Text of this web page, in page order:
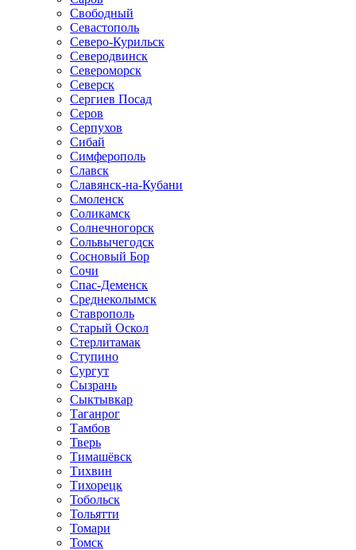
Свободный
Севастополь
Северо-Курильск
Северодвинск
Североморск
Северск
Сергиев Посад
Серов
Серпухов
Сибай
Симферополь
Славск
Славянск-на-Кубани
Смоленск
Соликамск
Солнечногорск
Сольвычегодск
Сосновый Бор
Сочи
Спас-Деменск
Среднеколымск
Ставрополь
Старый Оскол
Стерлитамак
Ступино
Сургут
Сызрань
Сыктывкар
Таганрог
Тамбов
Тверь
Тимашёвск
Тихвин
Тихорецк
Тобольск
Тольятти
Томари
Томск